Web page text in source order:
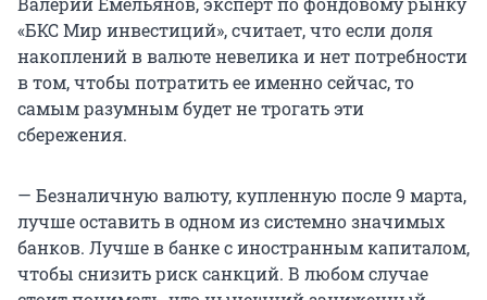
«БКС Мир инвестиций», считает, что если доля
накоплений в валюте невелика и нет потребности
в том, чтобы потратить ее именно сейчас, то
самым разумным будет не трогать эти
сбережения.
— Безналичную валюту, купленную после 9 марта,
лучше оставить в одном из системно значимых
банков. Лучше в банке с иностранным капиталом,
чтобы снизить риск санкций. В любом случае